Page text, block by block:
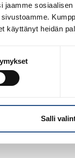
käyttänyt heidän
Salli